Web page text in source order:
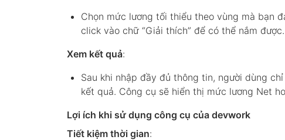
Chọn mức lương tối thiểu theo vùng mà bạn
click vào chữ “Giải thích” để có thể nắm được.
Xem kết quả:
Sau khi nhập đầy đủ thông tin, người dùng
kết quả. Công cụ sẽ hiển thị mức lương Net
Lợi ích khi sử dụng công cụ của devwork
Tiết kiệm thời gian: